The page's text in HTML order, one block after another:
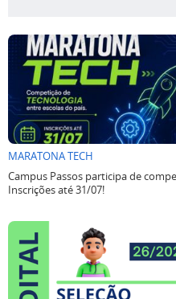
MARATONA TECH
Campus Passos participa de
Inscrições até 31/07!